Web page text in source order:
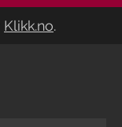
Klikk.no.